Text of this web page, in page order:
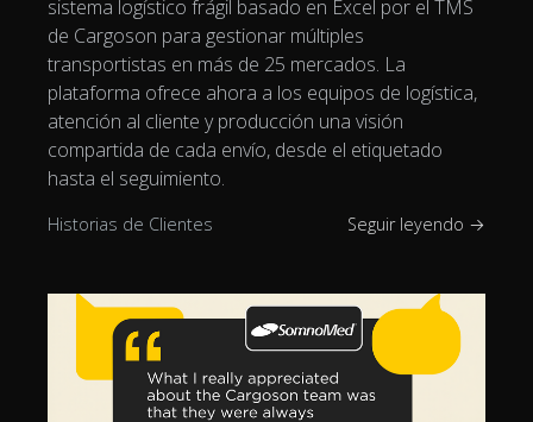
sistema logístico frágil basado en Excel por el TMS
de Cargoson para gestionar múltiples
transportistas en más de 25 mercados. La
plataforma ofrece ahora a los equipos de logística,
atención al cliente y producción una visión
compartida de cada envío, desde el etiquetado
hasta el seguimiento.
Historias de Clientes Seguir leyendo →